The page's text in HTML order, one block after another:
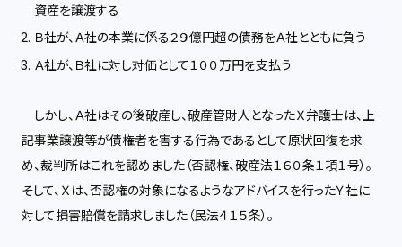
資産を譲渡する
Ｂ社が、Ａ社の本業に係る２９億円超の債務をＡ社とともに負う
Ａ社が、Ｂ社に対し対価として１００万円を支払う
しかし、Ａ社はその後破産し、破産管財人となったＸ弁護士は、上
記事業譲渡等が債権者を害する行為であるとして原状回復を求
め、裁判所はこれを認めました（否認権、破産法１６０条１項１号）。
そして、Ｘは、否認権の対象になるようなアドバイスを行ったＹ社に
対して損害賠償を請求しました（民法４１５条）。